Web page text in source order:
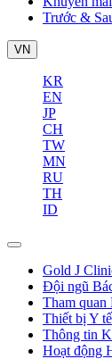
Trước &
VN
KR
EN
JP
CH
TW
MN
RU
TH
ID
Gold J
Đội ngũ
Tham quan
Thiết bị Y tế
Thông tin
Hoạt động